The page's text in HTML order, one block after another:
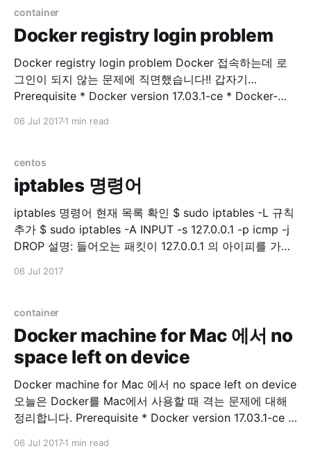
database_name 사용자 목록 표시 -# \du Role 생성 -#
CREATE
container
Docker registry login problem
Docker registry login problem Docker 접속하는데 로
그인이 되지 않는 문제에 직면했습니다!! 갑자기…
Prerequisite * Docker version 17.03.1-ce * Docker-
http://docker.example.com/v2/: dial tcp 176.32.
06 Jul 20171 min read
centos
iptables 명령어
iptables 명령어 현재 목록 확인 $ sudo iptables -L 규칙
추가 $ sudo iptables -A INPUT -s 127.0.0.1 -p icmp -j
DROP 설명: 들어오는 패킷이 127.0.0.1 의 아이피를 가지
06 Jul 2017
container
Docker machine for Mac 에서 no
space left on device
Docker machine for Mac 에서 no space left on device
오늘은 Docker를 Mac에서 사용할 때 격는 문제에 대해
정리합니다. Prerequisite * Docker version 17.03.1-ce *
06 Jul 20171 min read